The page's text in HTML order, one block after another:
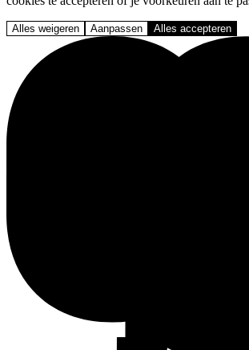
Alles weigeren Aanpassen Alles accepteren